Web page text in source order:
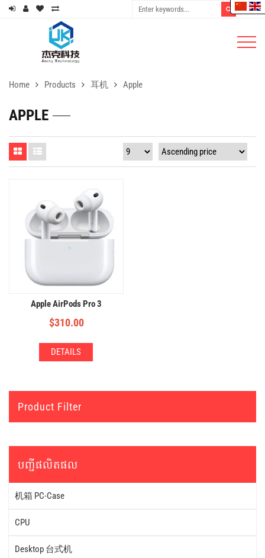
Home Products 耳机 Apple
APPLE
Apple AirPods Pro 3
$310.00
DETAILS
Product Filter
បញ្ជីផលិតផល
机箱 PC-Case
CPU
Desktop 台式机